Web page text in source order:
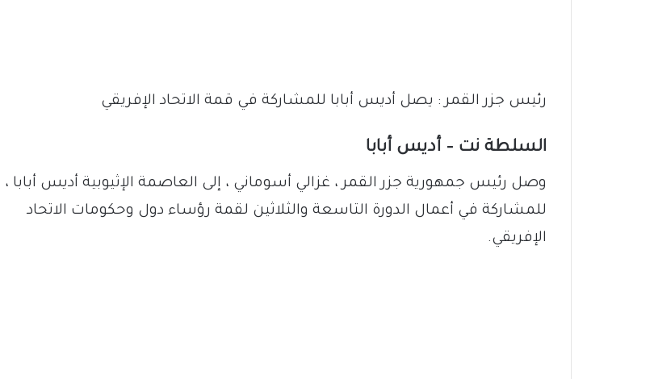
رئيس جزر القمر : يصل أديس أبابا للمشاركة في قمة الاتحاد الإفريقي
السلطة نت – أديس أبابا
وصل رئيس جمهورية جزر القمر ، غزالي أسوماني ، إلى العاصمة الإثيوبية أديس أبابا ،
للمشاركة في أعمال الدورة التاسعة والثلاثين لقمة رؤساء دول وحكومات الاتحاد
الإفريقي.